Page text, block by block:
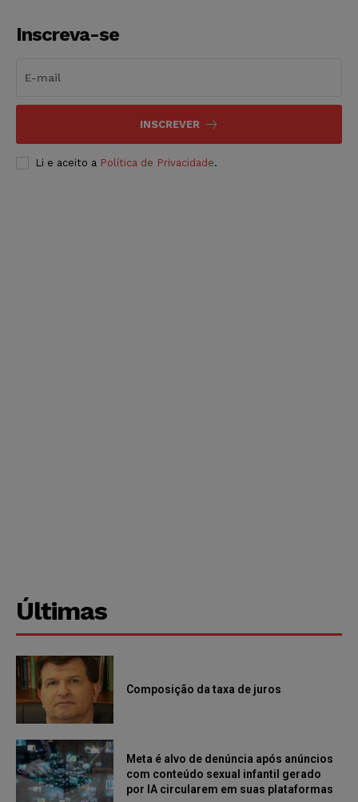
Inscreva-se
INSCREVER
Li e aceito a Política de Privacidade.
Últimas
Composição da taxa de juros
Meta é alvo de denúncia após anúncios
com conteúdo sexual infantil gerado
por IA circularem em suas plataformas